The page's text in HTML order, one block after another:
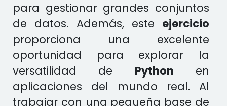
para gestionar grandes conjuntos
de datos. Además, este ejercicio
proporciona una excelente
oportunidad para explorar la
versatilidad de Python en
aplicaciones del mundo real. Al
trabajar con una pequeña base de